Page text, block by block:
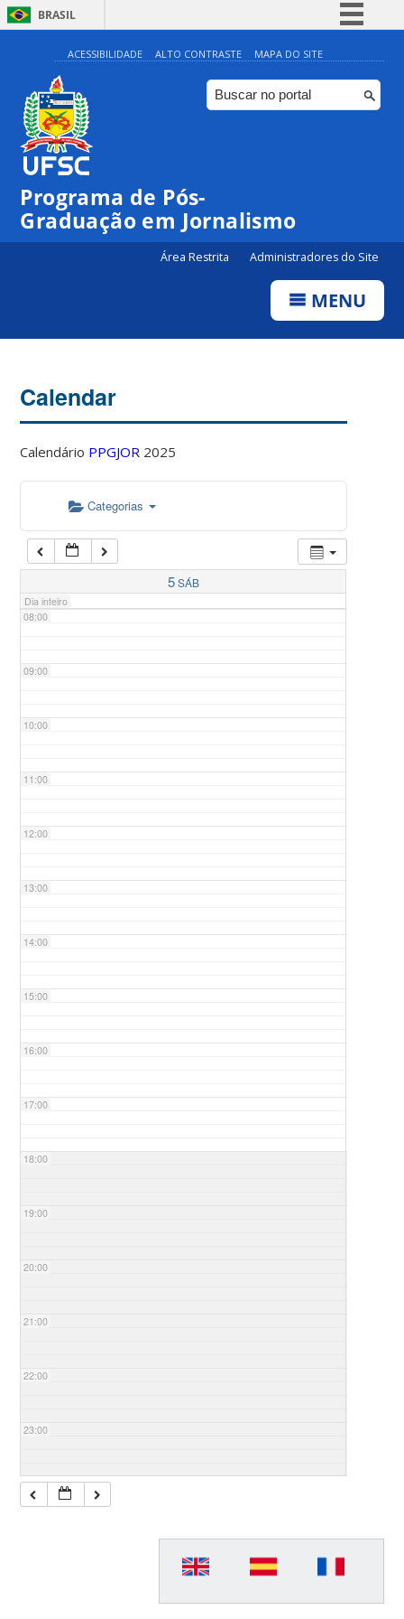
BRASIL
Simplifique!
Comunica BR
Participe
ACESSIBILIDADE ALTO CONTRASTE MAPA DO SITE
Programa de Pós-
Graduação em Jornalismo
Área Restrita Administradores do Site
MENU
Calendar
Calendário PPGJOR 2025
Categorias
5SÁB
Dia inteiro
04:00
05:00
07:00
08:00
09:00
10:00
11:00
12:00
13:00
14:00
15:00
16:00
17:00
18:00
19:00
20:00
21:00
22:00
23:00